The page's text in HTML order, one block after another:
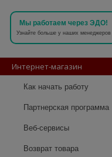
Мы работаем через ЭДО!
Узнайте больше у наших менеджеров
Интернет-магазин
Как начать работу
Партнерская программа
Веб-сервисы
Возврат товара